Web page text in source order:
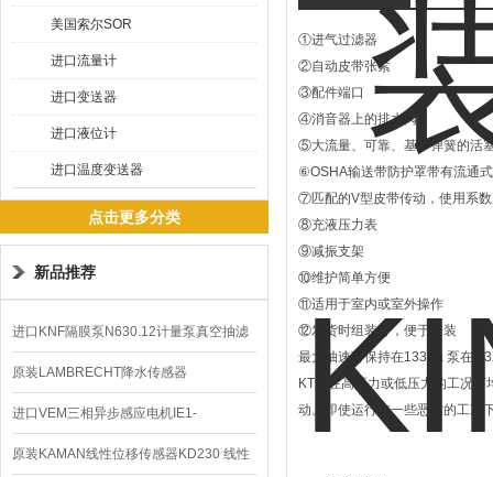
美国索尔SOR
进口流量计
进口变送器
进口液位计
进口温度变送器
点击更多分类
新品推荐
进口KNF隔膜泵N630.12计量泵真空抽滤
泵价格
原装LAMBRECHT降水传感器
00.14575.20气象仪
进口VEM三相异步感应电机IE1-
K21R80G4马达
原装KAMAN线性位移传感器KD230 线性
①进气过滤器
②自动皮带张紧
③配件端口
④消音器上的排水阀
⑤大流量、可靠、基于弹簧的活
⑥OSHA输送带防护罩带有流通
⑦匹配的V型皮带传动，使用系
⑧充液压力表
⑨减振支架
⑩维护简单方便
⑪适用于室内或室外操作
⑫发货时组装好，便于安装
最大抽速可保持在133Pa 泵在
KT泵在高压力或低压力的工况
动。即使运行在一些恶劣的工况